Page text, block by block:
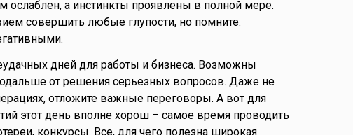
ослаблен, а инстинкты проявлены в полной мере.
совершить любые глупости, но помните:
дней для работы и бизнеса. Возможны
от решения серьезных вопросов. Даже не
отложите важные переговоры. А вот для
этот день вполне хорош – самое время проводить
конкурсы. Все, для чего полезна широкая